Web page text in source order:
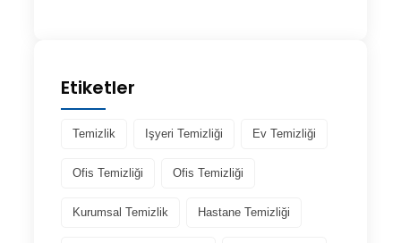
Etiketler
Temizlik Işyeri Temizliği Ev Temizliği
Ofis Temizliği Ofis Temizliği
Kurumsal Temizlik Hastane Temizliği